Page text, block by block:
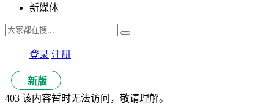
新媒体
登录 注册
新版
403 该内容暂时无法访问，敬请理解。